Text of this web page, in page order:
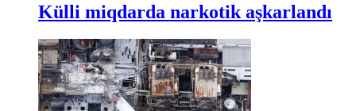
Külli miqdarda narkotik aşkarlandı